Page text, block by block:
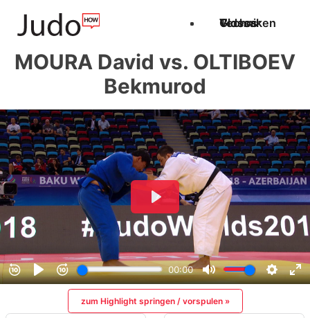
Techniken
Videos
Glossar
MOURA David vs. OLTIBOEV
Bekmurod
zum Highlight springen / vorspulen »